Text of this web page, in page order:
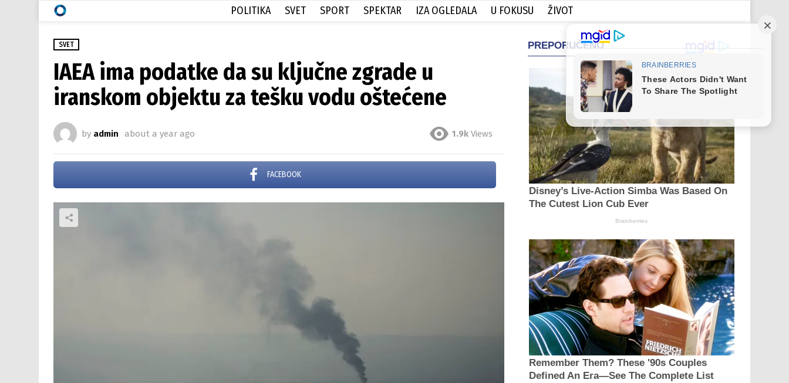
POLITIKA SVET SPORT SPEKTAR IZA OGLEDALA U FOKUSU ŽIVOT
SVET
IAEA ima podatke da su ključne zgrade u
iranskom objektu za tešku vodu oštećene
by admin about a year ago 1.9k Views
FACEBOOK